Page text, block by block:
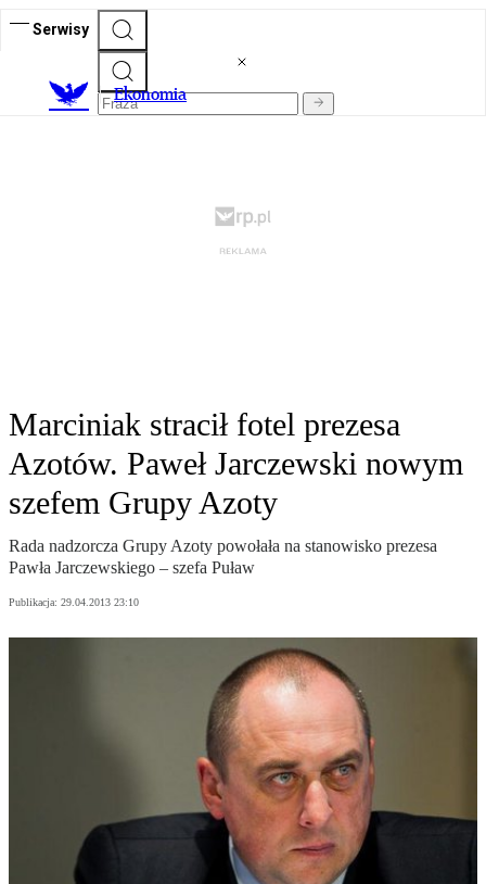
Serwisy
Ekonomia
Marciniak stracił fotel prezesa
Azotów. Paweł Jarczewski nowym
szefem Grupy Azoty
Rada nadzorcza Grupy Azoty powołała na stanowisko prezesa
Pawła Jarczewskiego – szefa Puław
Publikacja: 29.04.2013 23:10